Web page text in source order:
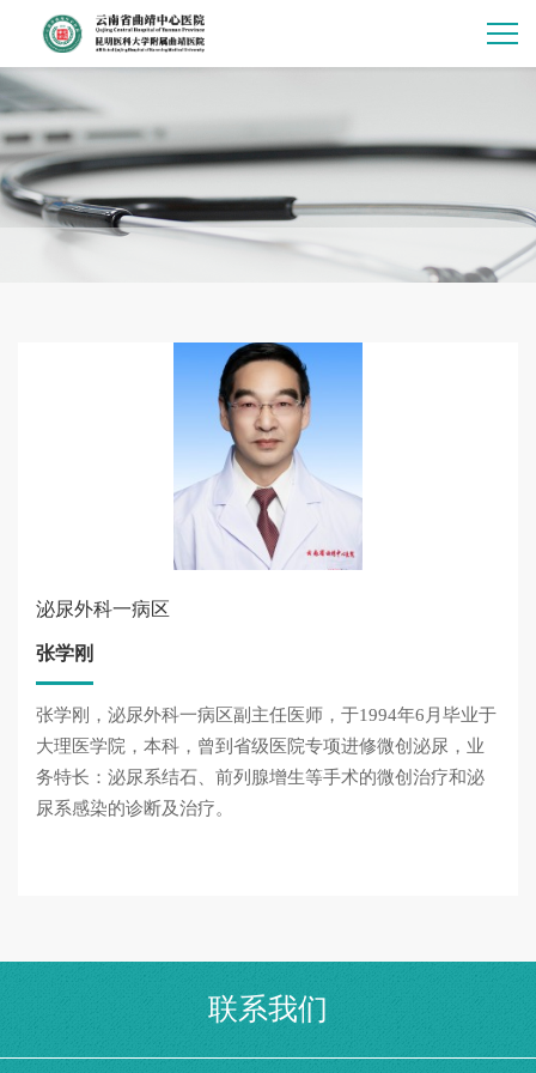
泌尿外科一病区
张学刚
张学刚，泌尿外科一病区副主任医师，于1994年6月毕业于
大理医学院，本科，曾到省级医院专项进修微创泌尿，业
务特长：泌尿系结石、前列腺增生等手术的微创治疗和泌
尿系感染的诊断及治疗。
联系我们